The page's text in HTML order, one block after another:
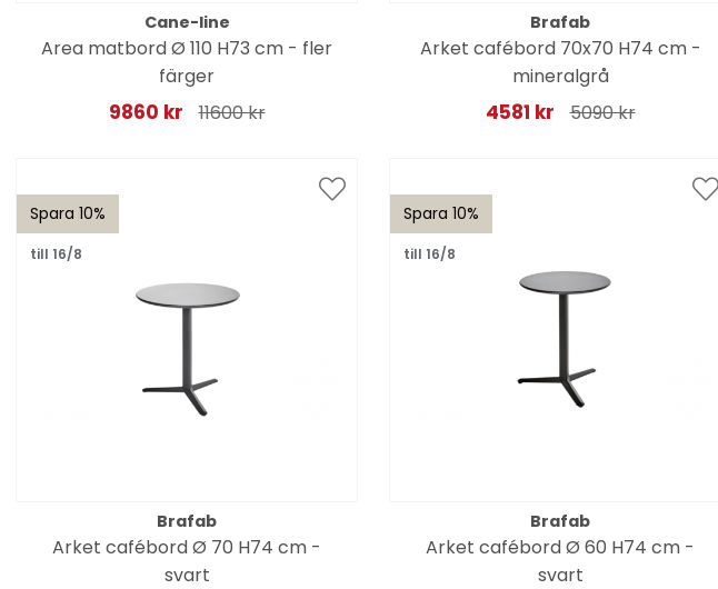
Cane-line
Area matbord Ø 110 H73 cm - fler
färger
9860 kr 11600 kr
Brafab
Arket cafébord 70x70 H74 cm -
mineralgrå
4581 kr 5090 kr
Spara 10%
till 16/8
Brafab
Arket cafébord Ø 70 H74 cm -
svart
Spara 10%
till 16/8
Brafab
Arket cafébord Ø 60 H74 cm -
svart